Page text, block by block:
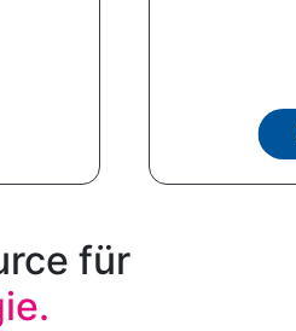
für